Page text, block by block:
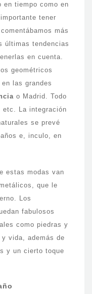
en tiempo como en
tener
más
últimas tendencias
en cuenta.
geométricos
en las grandes
o Madrid. Todo
La integración
se prevé
e, inculo, en
estas modas van
que le
Los
fabulosos
como piedras y
vida, además de
y un cierto toque